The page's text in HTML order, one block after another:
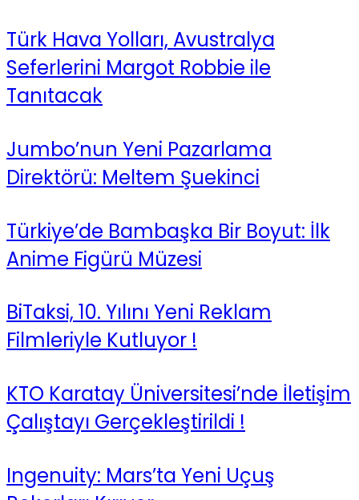
Türk Hava Yolları, Avustralya
Seferlerini Margot Robbie ile
Tanıtacak
Jumbo’nun Yeni Pazarlama
Direktörü: Meltem Şuekinci
Türkiye’de Bambaşka Bir Boyut: İlk
Anime Figürü Müzesi
BiTaksi, 10. Yılını Yeni Reklam
Filmleriyle Kutluyor !
KTO Karatay Üniversitesi’nde İletişim
Çalıştayı Gerçekleştirildi !
Ingenuity: Mars’ta Yeni Uçuş